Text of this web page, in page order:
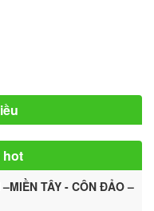
hot
TÂY - CÔN ĐẢO –